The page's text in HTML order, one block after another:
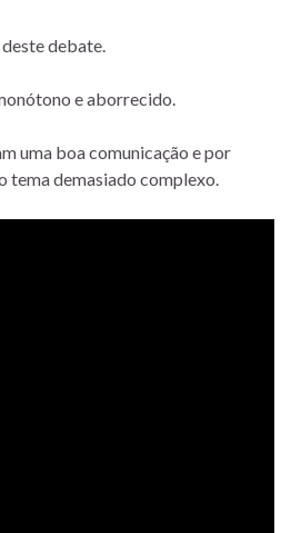
debate.
e aborrecido.
uma boa comunicação e por
tema demasiado complexo.